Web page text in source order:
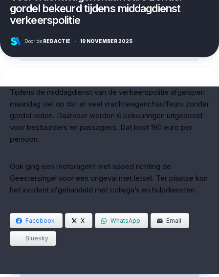
gordel bekeurd tijdens middagdienst
verkeerspolitie
Door de REDACTIE · 19 NOVEMBER 2025
Tijdens de middagdienst van de verkeerspolitie afgelopen
maandag viel op dat er veel vrachtwagenchauffeurs zonder
gordel reden. Daarvoor werden 6 bekeuringen uitgedeeld
voor bestuurders en passagiers. Dat kost 190 euro per
persoon.
Ook ging een motoragent met spoed richting de
Geestersingel voor een ongeval met letsel. Ter plaatse kon
het incident afgehandeld met collega’s en hulpdiensten.
Facebook X WhatsApp Email
Bluesky